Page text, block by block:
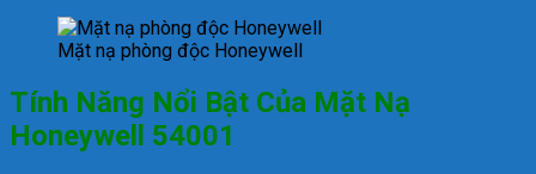
Mặt nạ phòng độc Honeywell
Tính Năng Nổi Bật Của Mặt Nạ
Honeywell 54001